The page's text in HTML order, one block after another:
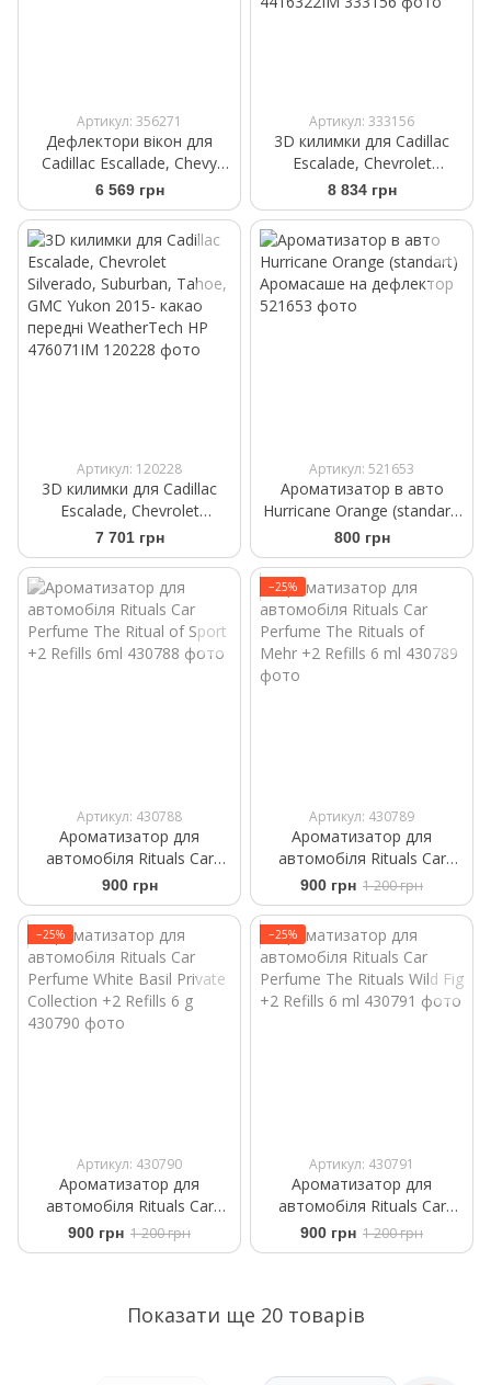
Артикул: 356271
Дефлектори вікон для
Cadillac Escallade, Chevy
Tahoe, GMC Yukon 2021- з
хром молдингом
6 569 грн
Артикул: 333156
3D килимки для Cadillac
Escalade, Chevrolet
Suburban, Tahoe, GMC
Yukon 2020- чорні задні
4416322IM
8 834 грн
Артикул: 120228
3D килимки для Cadillac
Escalade, Chevrolet
Silverado, Suburban, Tahoe,
GMC Yukon 2015- какао
передні WeatherTech HP
476071IM
7 701 грн
Артикул: 521653
Ароматизатор в авто
Hurricane Orange (standart)
Аромасаше на дефлектор
800 грн
Артикул: 430788
Ароматизатор для
автомобіля Rituals Car
Perfume The Ritual of Sport
+2 Refills 6ml
900 грн
−25%
Артикул: 430789
Ароматизатор для
автомобіля Rituals ​Car
Perfume The Rituals of
Mehr +2 Refills 6 ml
900 грн 1 200 грн
−25%
Артикул: 430790
Ароматизатор для
автомобіля Rituals ​Car
Perfume ​White Basil Private
Collection +2 Refills 6 g
900 грн 1 200 грн
−25%
Артикул: 430791
Ароматизатор для
автомобіля Rituals ​Car
Perfume The Rituals Wild Fig
+2 Refills 6 ml
900 грн 1 200 грн
Показати ще 20 товарів